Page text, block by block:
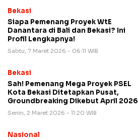
Bekasi
Siapa Pemenang Proyek WtE
Danantara di Bali dan Bekasi? Ini
Profil Lengkapnya!
Sabtu, 7 Maret 2026 - 06:11 WIB
Bekasi
Sah! Pemenang Mega Proyek PSEL
Kota Bekasi Ditetapkan Pusat,
Groundbreaking Dikebut April 2026
Senin, 2 Maret 2026 - 11:20 WIB
Nasional